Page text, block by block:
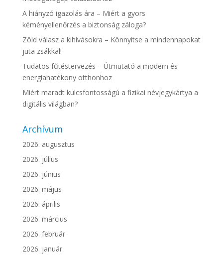
A hiányzó igazolás ára – Miért a gyors
kéményellenőrzés a biztonság záloga?
Zöld válasz a kihívásokra – Könnyítse a mindennapokat
juta zsákkal!
Tudatos fűtéstervezés – Útmutató a modern és
energiahatékony otthonhoz
Miért maradt kulcsfontosságú a fizikai névjegykártya a
digitális világban?
Archívum
2026. augusztus
2026. július
2026. június
2026. május
2026. április
2026. március
2026. február
2026. január